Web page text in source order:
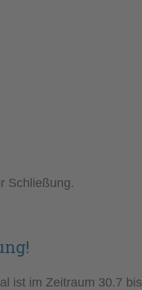
Schließung.
ist im Zeitraum 30.7 bis